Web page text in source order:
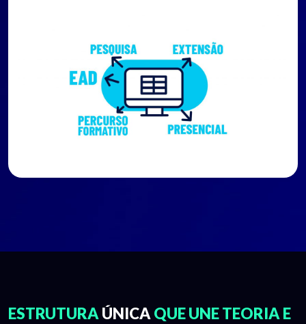
ESTRUTURA ÚNICA QUE UNE TEORIA E